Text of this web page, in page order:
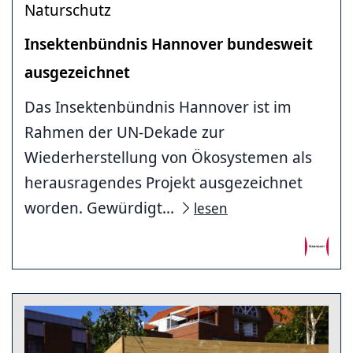
Naturschutz
Insektenbündnis Hannover bundesweit
ausgezeichnet
Das Insektenbündnis Hannover ist im
Rahmen der UN-Dekade zur
Wiederherstellung von Ökosystemen als
herausragendes Projekt ausgezeichnet
worden. Gewürdigt...
lesen